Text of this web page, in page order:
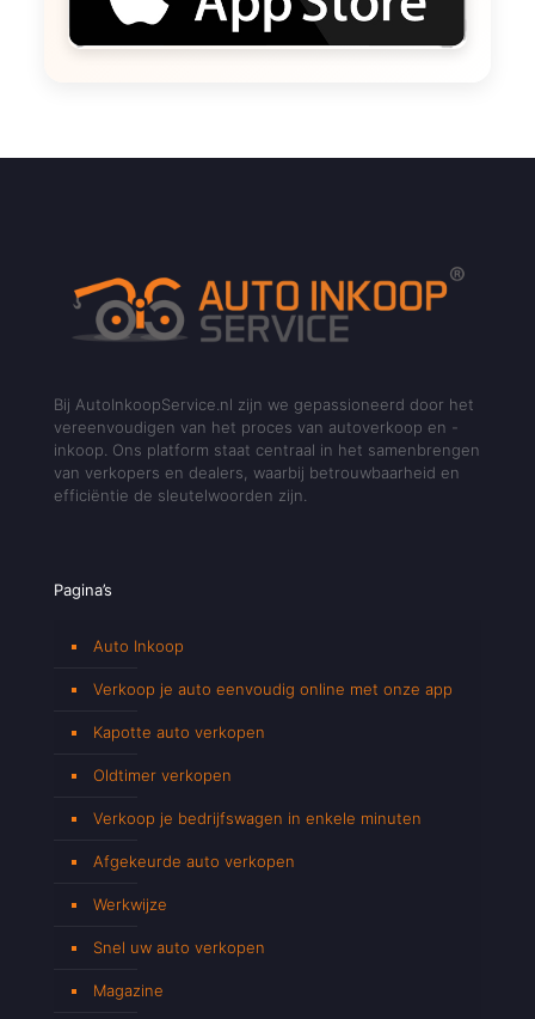
Bij AutoInkoopService.nl zijn we gepassioneerd door het
vereenvoudigen van het proces van autoverkoop en -
inkoop. Ons platform staat centraal in het samenbrengen
van verkopers en dealers, waarbij betrouwbaarheid en
efficiëntie de sleutelwoorden zijn.
Pagina’s
Auto Inkoop
Verkoop je auto eenvoudig online met onze app
Kapotte auto verkopen
Oldtimer verkopen
Verkoop je bedrijfswagen in enkele minuten
Afgekeurde auto verkopen
Werkwijze
Snel uw auto verkopen
Magazine